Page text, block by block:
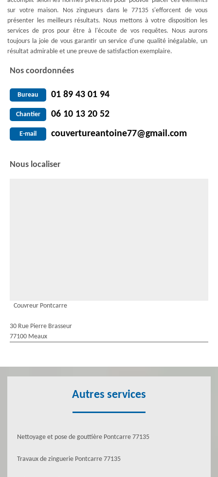
sur votre maison. Nos zingueurs dans le 77135 s'efforcent de vous
présenter les meilleurs résultats. Nous mettons à votre disposition les
services de pros pour être à l'écoute de vos requêtes. Nous aurons
toujours la joie de vous garantir un service d'une qualité inégalable, un
résultat admirable et une preuve de satisfaction exemplaire.
Nos coordonnées
Bureau 01 89 43 01 94
Chantier 06 10 13 20 52
E-mail couvertureantoine77@gmail.com
Nous localiser
Couvreur Pontcarre
30 Rue Pierre Brasseur
77100 Meaux
Autres services
Nettoyage et pose de gouttière Pontcarre 77135
Travaux de zinguerie Pontcarre 77135